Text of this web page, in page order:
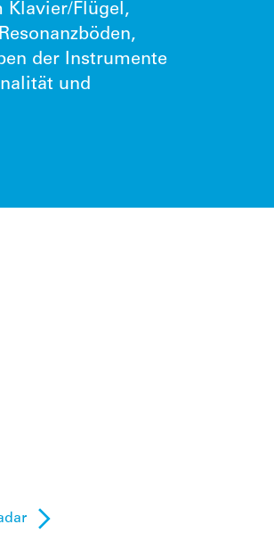
Klavier/Flügel,
der Instrumente
und